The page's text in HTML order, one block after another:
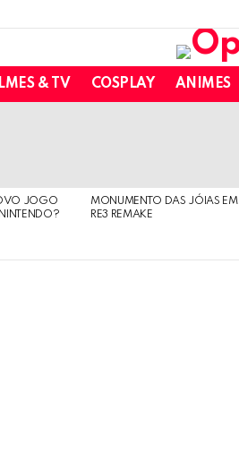
& TV COSPLAY ANIMES
JOGO
MONUMENTO DAS JÓIAS EM
RE3 REMAKE